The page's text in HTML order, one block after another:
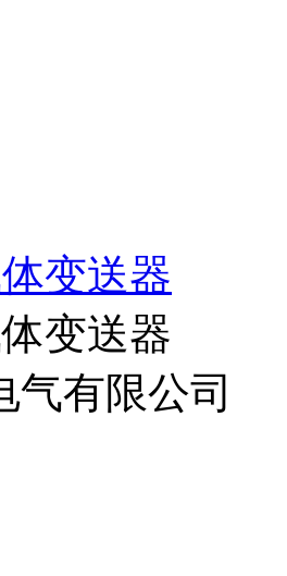
变送器
变送器
气有限公司